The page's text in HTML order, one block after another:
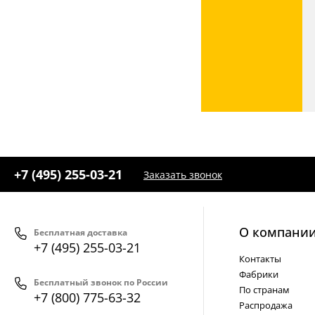
+7 (495) 255-03-21 Заказать звонок
Бесплатная доставка
+7 (495) 255-03-21
Бесплатный звонок по России
+7 (800) 775-63-32
О
Контакты
Фабрики
По странам
Распродажа